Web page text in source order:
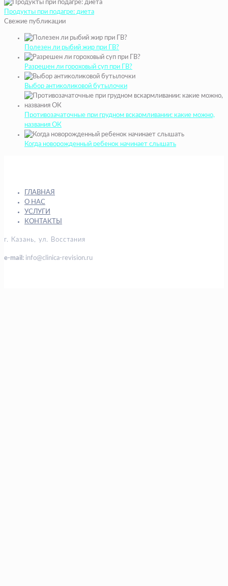
Продукты при подагре: диета
Свежие публикации
Полезен ли рыбий жир при ГВ?
Разрешен ли гороховый суп при ГВ?
Выбор антиколиковой бутылочки
Противозачаточные при грудном вскармливании: какие можно,
названия ОК
Когда новорожденный ребенок начинает слышать
ГЛАВНАЯ
О НАС
УСЛУГИ
КОНТАКТЫ
г. Казань, ул. Восстания
e-mail: info@clinica-revision.ru